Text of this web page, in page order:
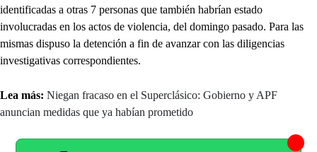
identificadas a otras 7 personas que también habrían estado
involucradas en los actos de violencia, del domingo pasado. Para las
mismas dispuso la detención a fin de avanzar con las diligencias
investigativas correspondientes.
Lea más: Niegan fracaso en el Superclásico: Gobierno y APF
anuncian medidas que ya habían prometido